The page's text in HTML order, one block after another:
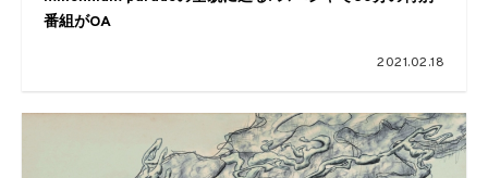
番組がOA
2021.02.18